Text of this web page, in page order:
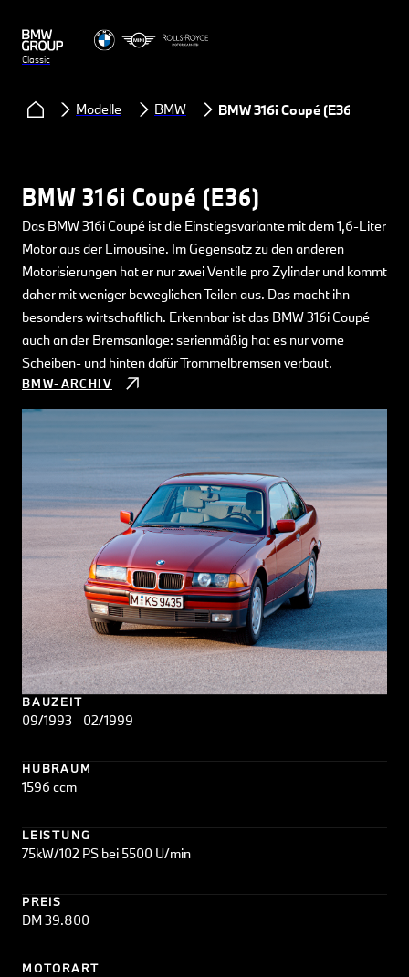
Classic
Modelle BMW BMW 316i Coupé (E36)
BMW 316i Coupé (E36)
Das BMW 316i Coupé ist die Einstiegsvariante mit dem 1,6-Liter
Motor aus der Limousine. Im Gegensatz zu den anderen
Motorisierungen hat er nur zwei Ventile pro Zylinder und kommt
daher mit weniger beweglichen Teilen aus. Das macht ihn
besonders wirtschaftlich. Erkennbar ist das BMW 316i Coupé
auch an der Bremsanlage: serienmäßig hat es nur vorne
Scheiben- und hinten dafür Trommelbremsen verbaut.
BMW-ARCHIV
BAUZEIT
09/1993 - 02/1999
HUBRAUM
1596 ccm
LEISTUNG
75kW/102 PS bei 5500 U/min
PREIS
DM 39.800
MOTORART